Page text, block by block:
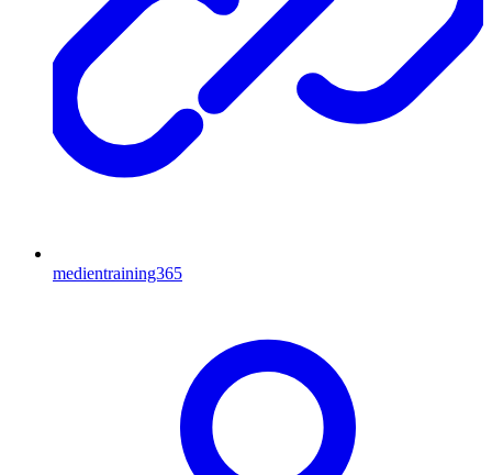
medientraining365